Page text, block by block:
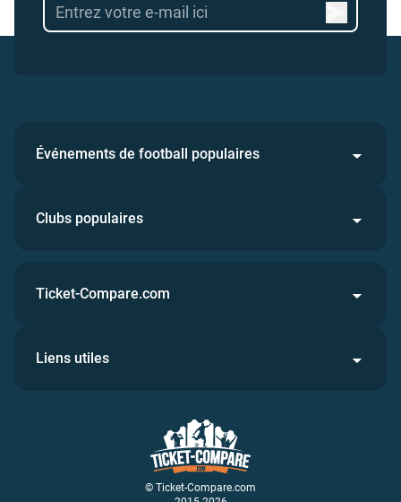
Événements de football populaires
Clubs populaires
© Ticket-Compare.com
Ticket-Compare.com
Liens utiles